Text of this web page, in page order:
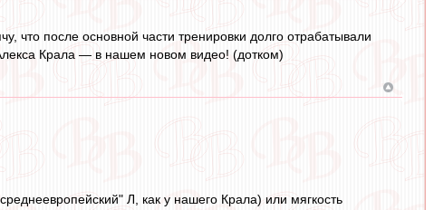
что после основной части тренировки долго отрабатывали
Крала — в нашем новом видео! (дотком)
Л, как у нашего Крала) или мягкость